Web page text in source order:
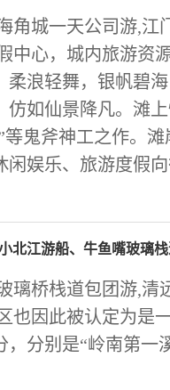
角城一天公司游,江
中心，城内旅游资
柔浪轻舞，银帆碧
仿如仙景降凡。滩
等鬼斧神工之作。
闲娱乐、旅游度假
北江游船、牛鱼嘴玻璃
璃桥栈道包团游,清
也因此被认定为是
分别是“岭南第一